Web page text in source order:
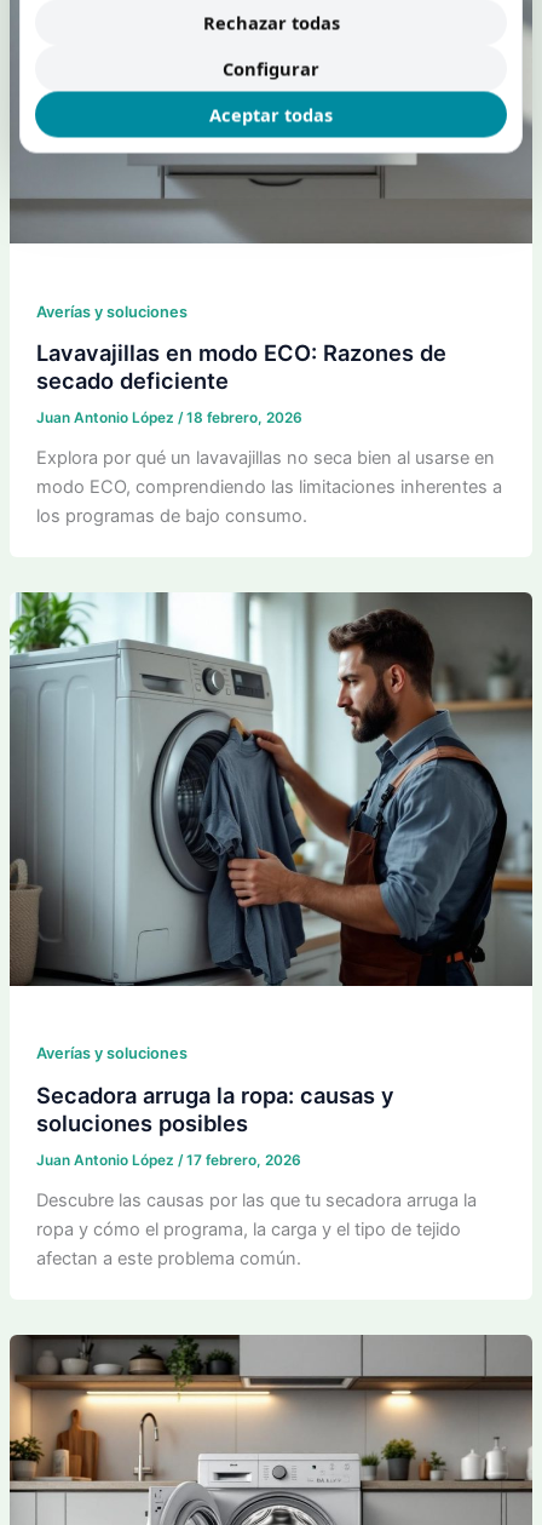
Averías y soluciones
Lavavajillas en modo ECO: Razones de
secado deficiente
Juan Antonio López /18 febrero, 2026
Explora por qué un lavavajillas no seca bien al usarse en
modo ECO, comprendiendo las limitaciones inherentes a
los programas de bajo consumo.
Averías y soluciones
Secadora arruga la ropa: causas y
soluciones posibles
Juan Antonio López /17 febrero, 2026
Descubre las causas por las que tu secadora arruga la
ropa y cómo el programa, la carga y el tipo de tejido
afectan a este problema común.
Rechazar todas
Configurar
Aceptar todas